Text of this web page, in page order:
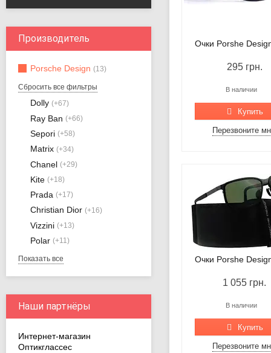
Очки Porshe
295 грн.
В наличии
Купить
Перезвоните
Очки Porshe
1 055 грн.
В наличии
Купить
Перезвоните
Производитель
Porsche Design 13
Сбросить все фильтры
Dolly +67
Ray Ban +66
Sepori +58
Matrix +34
Chanel +29
Kite +18
Prada +17
Christian Dior +16
Vizzini +13
Polar +11
Показать все
Интернет-магазин
Оптикглассес